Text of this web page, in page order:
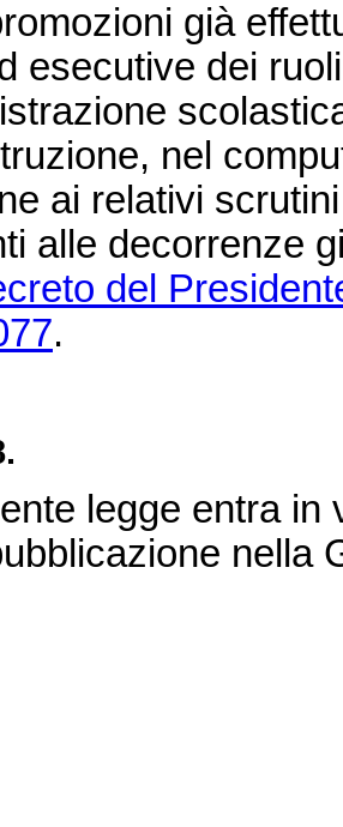
già
esecutive dei
nel
ai relativi
alle decorrenze
del
.
legge entra in
nella